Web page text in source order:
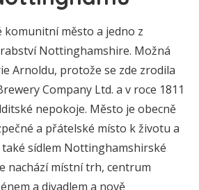
město a jedno z
Nottinghamshire. Možná
Arnoldu, protože se zde zrodila
Company Ltd. a v roce 1811
nepokoje. Město je obecně
a přátelské místo k životu a
také sídlem Nottinghamshirské
nachází místní trh, centrum
a divadlem a nově